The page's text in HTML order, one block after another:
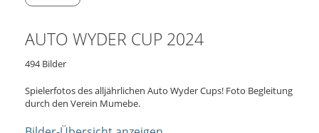
AUTO WYDER CUP 2024
494 Bilder
Spielerfotos des alljährlichen Auto Wyder Cups! Foto Begleitung
durch den Verein Mumebe.